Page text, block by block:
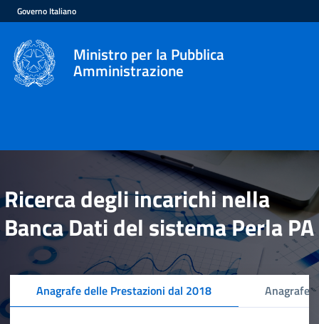
Governo Italiano
Ministro per la Pubblica
Amministrazione
Ricerca degli incarichi nella
Banca Dati del sistema Perla PA
Anagrafe delle Prestazioni dal 2018 Anagrafe